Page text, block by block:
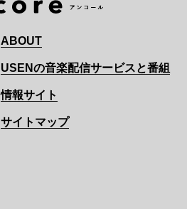
ABOUT
USENの音楽配信サービスと番組
情報サイト
サイトマップ